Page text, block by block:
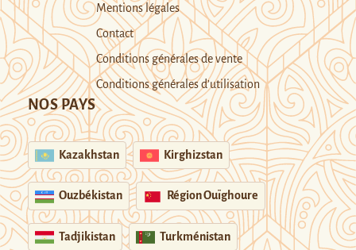
Mentions légales
Contact
Conditions générales de vente
Conditions générales d’utilisation
NOS PAYS
Kazakhstan Kirghizstan
Ouzbékistan Région Ouïghoure
Tadjikistan Turkménistan